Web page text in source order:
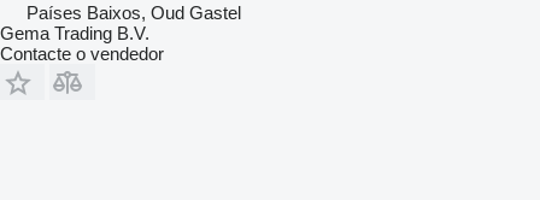
Países Baixos, Oud Gastel
Gema Trading B.V.
Contacte o vendedor